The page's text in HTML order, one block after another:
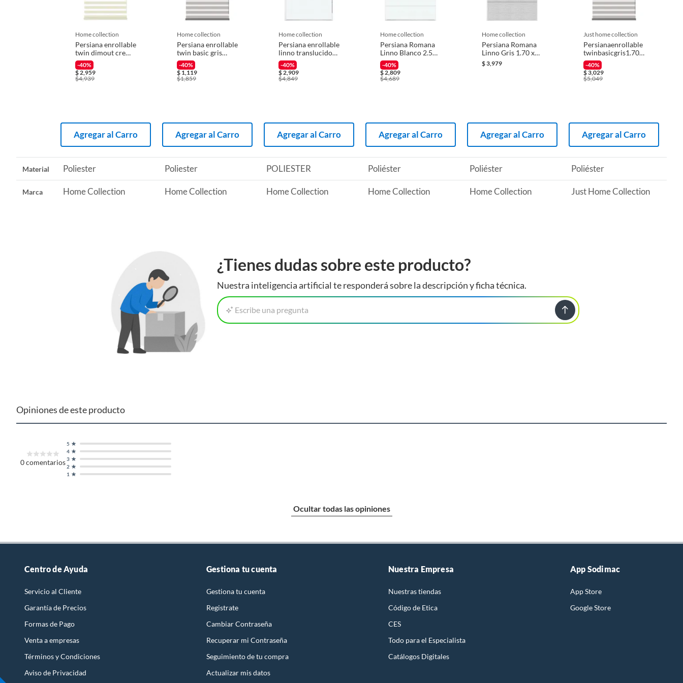
Recomendaciones Limpiar con Trapo Humedo;Quitar Polvo con Plumero
Iniciaremos el reembolso de tu dinero cuando recibamos el producto.
home collection
Persiana enrollable
twin dimout crema
1.55mx1.60m
-40%
$2,959
$4,939
Agregar al Carro
home collection
Persiana enrollable
twin basic gris
1mx1.50m
-40%
$1,119
$1,859
Agregar al Carro
home collection
Persiana enrollable
linno translucido
blanco
2.20mx2.00m
-40%
$2,909
$4,849
Agregar al Carro
home collection
Persiana Romana
Linno Blanco 2.50
X 1.35 M
-40%
$2,809
$4,689
Agregar al Carro
home collection
Persiana Romana
Linno Gris 1.70 x
1.8 M
$3,979
Agregar al Carro
just home collection
Persianaenrollable
twinbasicgris1.70
mx2.40m
-40%
$3,029
$5,049
Agregar al Carro
Material Poliester Poliester POLIESTER Poliéster Poliéster Poliéster
Marca Home Collection Home Collection Home Collection Home Collection Home Collection Just Home Collection
¿Tienes dudas sobre este producto?
Nuestra inteligencia artificial te responderá sobre la descripción y ficha técnica.
Escribe una pregunta
Opiniones de este producto
0comentarios
1
2
3
4
5
Ocultar todas las opiniones
Centro de Ayuda
Servicio al Cliente
Garantía de Precios
Formas de Pago
Venta a empresas
Términos y Condiciones
Aviso de Privacidad
Gestiona tu cuenta
Gestiona tu cuenta
Registrate
Cambiar Contraseña
Recuperar mi Contraseña
Seguimiento de tu compra
Actualizar mis datos
Nuestra Empresa
Nuestras tiendas
Código de Etica
CES
Todo para el Especialista
Catálogos Digitales
App Sodimac
App Store
Google Store